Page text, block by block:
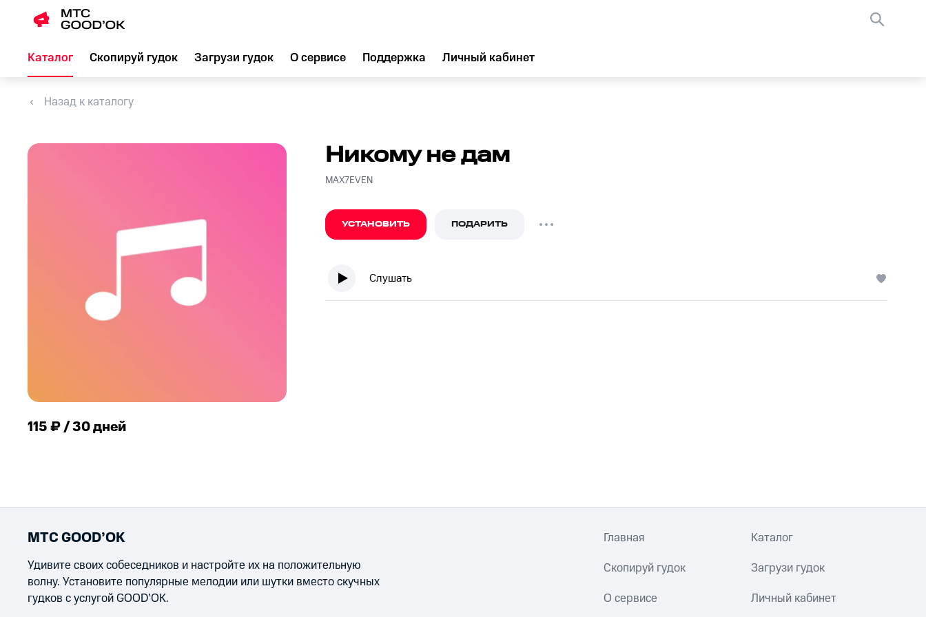
Каталог Скопируй гудок Загрузи гудок О сервисе Поддержка Личный кабинет
Назад к каталогу
115 ₽ / 30 дней
Никому не дам
MAX7EVEN
УСТАНОВИТЬ ПОДАРИТЬ
Слушать
МТС GOOD’OK
Удивите своих собеседников и настройте их на положительную
волну. Установите популярные мелодии или шутки вместо скучных
гудков с услугой GOOD’OK.
Главная Каталог
Скопируй гудок Загрузи гудок
О сервисе Личный кабинет